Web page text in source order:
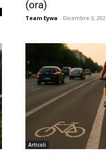
(ora)
Team Eywa - Dicembre 3,
Articoli